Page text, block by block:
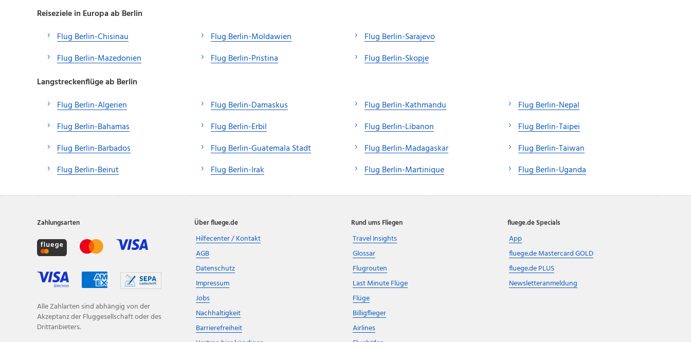
Reiseziele in Europa ab Berlin
Flug Berlin-Chisinau
Flug Berlin-Mazedonien
Flug Berlin-Moldawien
Flug Berlin-Pristina
Flug Berlin-Sarajevo
Flug Berlin-Skopje
Langstreckenflüge ab Berlin
Flug Berlin-Algerien
Flug Berlin-Bahamas
Flug Berlin-Barbados
Flug Berlin-Beirut
Flug Berlin-Damaskus
Flug Berlin-Erbil
Flug Berlin-Guatemala Stadt
Flug Berlin-Irak
Flug Berlin-Kathmandu
Flug Berlin-Libanon
Flug Berlin-Madagaskar
Flug Berlin-Martinique
Flug Berlin-Nepal
Flug Berlin-Taipei
Flug Berlin-Taiwan
Flug Berlin-Uganda